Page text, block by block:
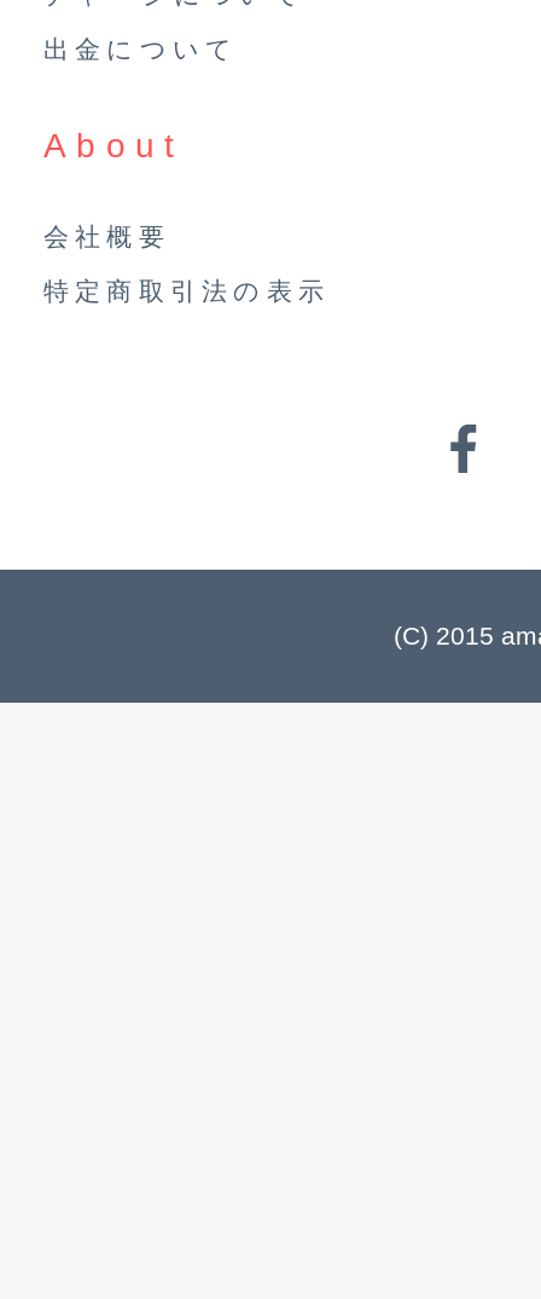
出金について
About
会社概要
特定商取引法の表示
(C) 2015